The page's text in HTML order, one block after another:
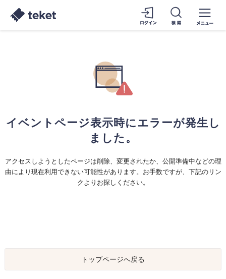
イベントページ表示時にエラーが発生し
ました。
アクセスしようとしたページは削除、変更されたか、公開準備中などの理
由により現在利用できない可能性があります。お手数ですが、下記のリン
クよりお探しください。
トップページへ戻る